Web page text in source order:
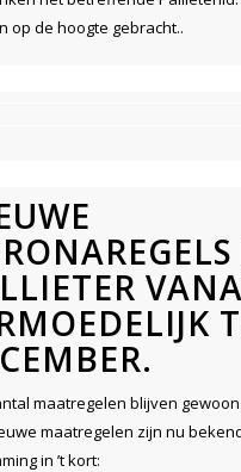
op de hoogte gebracht..
maatregelen blijven
maatregelen zijn nu
in ’t kort: